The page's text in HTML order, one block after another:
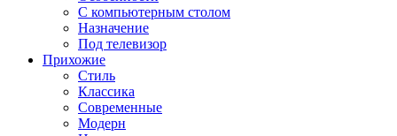
С компьютерным столом
Назначение
Под телевизор
Прихожие
Стиль
Классика
Современные
Модерн